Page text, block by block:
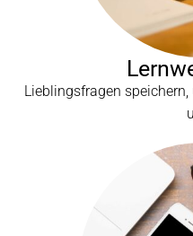
Lieblingsfragen